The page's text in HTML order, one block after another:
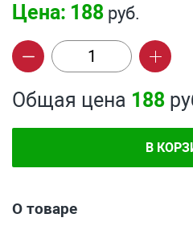
Цена: 188 руб.
Общая цена 188
В
О товаре